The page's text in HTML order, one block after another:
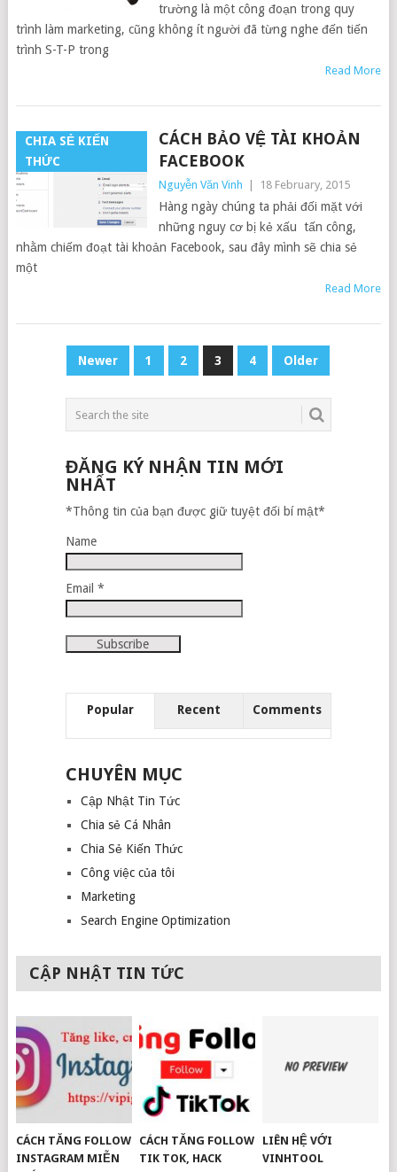
trường là một công đoạn trong quy
trình làm marketing, cũng không ít người đã từng nghe đến tiến
trình S-T-P trong
Read More
CHIA SẺ KIẾN
THỨC
CÁCH BẢO VỆ TÀI KHOẢN
FACEBOOK
Nguyễn Văn Vinh 18 February, 2015
Hàng ngày chúng ta phải đối mặt với
những nguy cơ bị kẻ xấu tấn công,
nhằm chiếm đoạt tài khoản Facebook, sau đây mình sẽ chia sẻ
một
Read More
POSTSNewer 1 2 3 4 Older
ĐĂNG KÝ NHẬN TIN MỚI
NHẤT
*Thông tin của bạn được giữ tuyệt đối bí mật*
Name
Email *
Popular Recent Comments
CHUYÊN MỤC
Cập Nhật Tin Tức
Chia sẻ Cá Nhân
Chia Sẻ Kiến Thức
Công việc của tôi
Marketing
Search Engine Optimization
CẬP NHẬT TIN TỨC
CÁCH TĂNG FOLLOW
INSTAGRAM MIỄN
CÁCH TĂNG FOLLOW
TIK TOK, HACK
LIÊN HỆ VỚI
VINHTOOL